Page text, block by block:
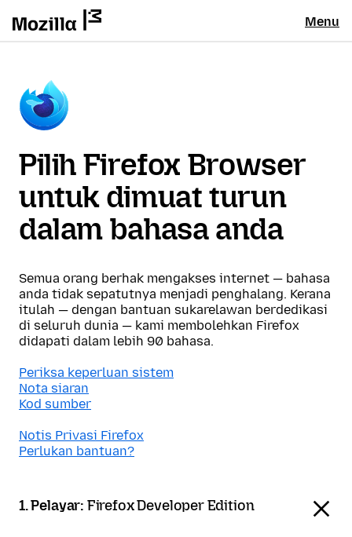
Menu
Pilih Firefox Browser
untuk dimuat turun
dalam bahasa anda
Semua orang berhak mengakses internet — bahasa
anda tidak sepatutnya menjadi penghalang. Kerana
itulah — dengan bantuan sukarelawan berdedikasi
di seluruh dunia — kami membolehkan Firefox
didapati dalam lebih 90 bahasa.
Periksa keperluan sistem
Nota siaran
Kod sumber
Notis Privasi Firefox
Perlukan bantuan?
1. Pelayar: Firefox Developer Edition